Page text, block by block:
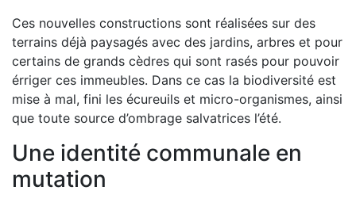
Ces nouvelles constructions sont réalisées sur des
terrains déjà paysagés avec des jardins, arbres et pour
certains de grands cèdres qui sont rasés pour pouvoir
érriger ces immeubles. Dans ce cas la biodiversité est
mise à mal, fini les écureuils et micro-organismes, ainsi
que toute source d’ombrage salvatrices l’été.
Une identité communale en
mutation